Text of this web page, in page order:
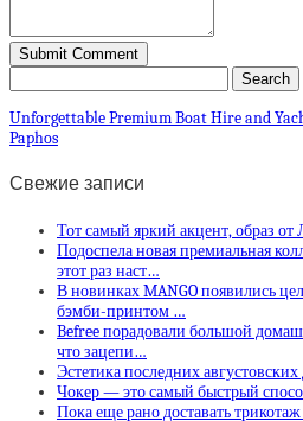
Unforgettable Premium Boat Hire and
Paphos
Свежие записи
Тот самый яркий акцент, образ
Подоспела новая премиальная
этот раз наст…
В новинках MANGO появились
бэмби-принтом …
Befree порадовали большой
что зацепи…
Эстетика последних
Чокер — это самый быстрый
Пока еще рано доставать